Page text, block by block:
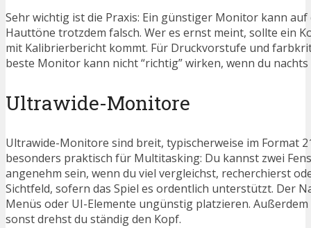
Sehr wichtig ist die Praxis: Ein günstiger Monitor kann
Hauttöne trotzdem falsch. Wer es ernst meint, sollte ein
mit Kalibrierbericht kommt. Für Druckvorstufe und
beste Monitor kann nicht “richtig” wirken, wenn du
Ultrawide-Monitore
Ultrawide-Monitore sind breit, typischerweise im Format
besonders praktisch für Multitasking: Du kannst zwei
angenehm sein, wenn du viel vergleichst, recherchierst
Sichtfeld, sofern das Spiel es ordentlich unterstützt. Der
Menüs oder UI-Elemente ungünstig platzieren.
sonst drehst du ständig den Kopf.